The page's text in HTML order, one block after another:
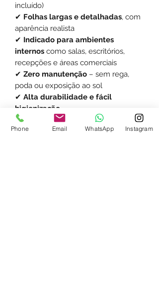
incluído)
✔ Folhas largas e detalhadas, com
aparência realista
✔ Indicado para ambientes
internos como salas, escritórios,
recepções e áreas comerciais
✔ Zero manutenção – sem rega,
poda ou exposição ao sol
✔ Alta durabilidade e fácil
higienização
Com presença marcante e aparência
natural, o
Ficus Lyrata Artificial
é ideal
Phone Email WhatsApp Instagram